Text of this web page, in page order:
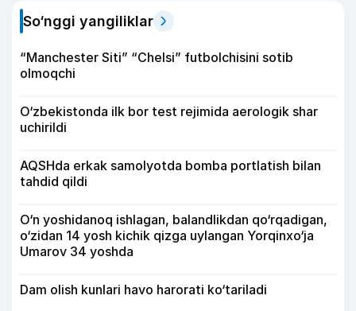
So‘nggi yangiliklar
“Manchester Siti” “Chelsi” futbolchisini sotib
olmoqchi
O‘zbekistonda ilk bor test rejimida aerologik shar
uchirildi
AQSHda erkak samolyotda bomba portlatish bilan
tahdid qildi
O‘n yoshidanoq ishlagan, balandlikdan qo‘rqadigan,
o‘zidan 14 yosh kichik qizga uylangan Yorqinxo‘ja
Umarov 34 yoshda
Dam olish kunlari havo harorati ko‘tariladi